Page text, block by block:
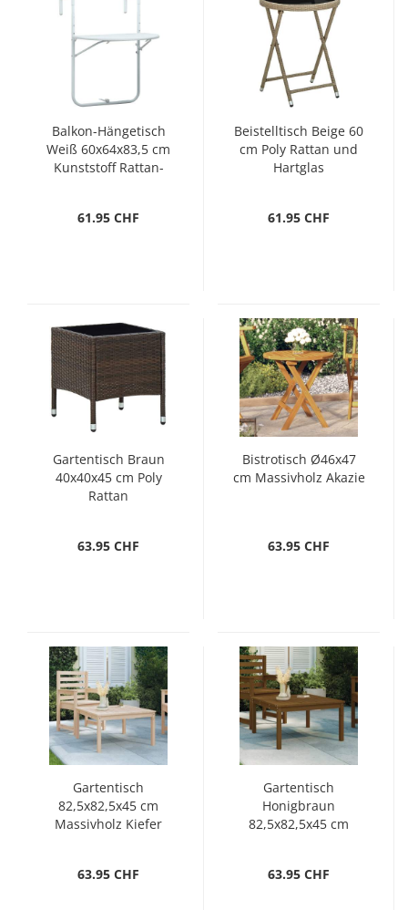
Balkon-Hängetisch
Weiß 60x64x83,5 cm
Kunststoff Rattan-
61.95 CHF
Beistelltisch Beige 60
cm Poly Rattan und
Hartglas
61.95 CHF
Gartentisch Braun
40x40x45 cm Poly
Rattan
63.95 CHF
Bistrotisch Ø46x47
cm Massivholz Akazie
63.95 CHF
Gartentisch
82,5x82,5x45 cm
Massivholz Kiefer
63.95 CHF
Gartentisch
Honigbraun
82,5x82,5x45 cm
63.95 CHF